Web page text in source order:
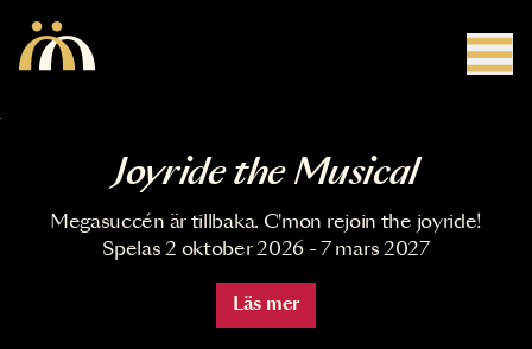
Joyride the Musical
Megasuccén är tillbaka. C'mon rejoin the joyride!
Spelas 2 oktober 2026 - 7 mars 2027
Läs mer